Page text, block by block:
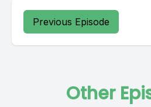
Previous Episode
Other